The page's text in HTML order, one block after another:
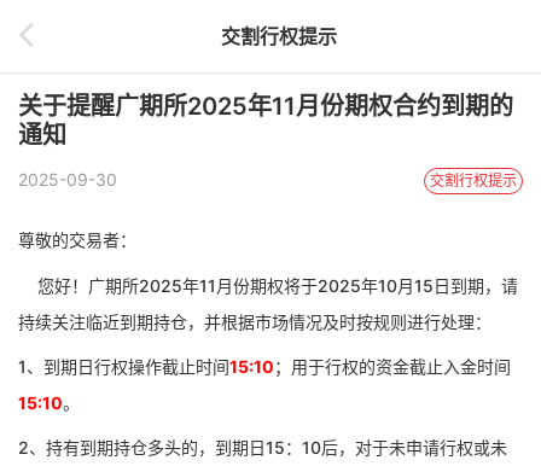
交割行权提示
关于提醒广期所2025年11月份期权合约到期的
通知
2025-09-30 交割行权提示
尊敬的交易者：
您好！广期所2025年11月份期权将于2025年10月15日到期，请
持续关注临近到期持仓，并根据市场情况及时按规则进行处理：
1、到期日行权操作截止时间15:10；用于行权的资金截止入金时间
15:10。
2、持有到期持仓多头的，到期日15：10后，对于未申请行权或未